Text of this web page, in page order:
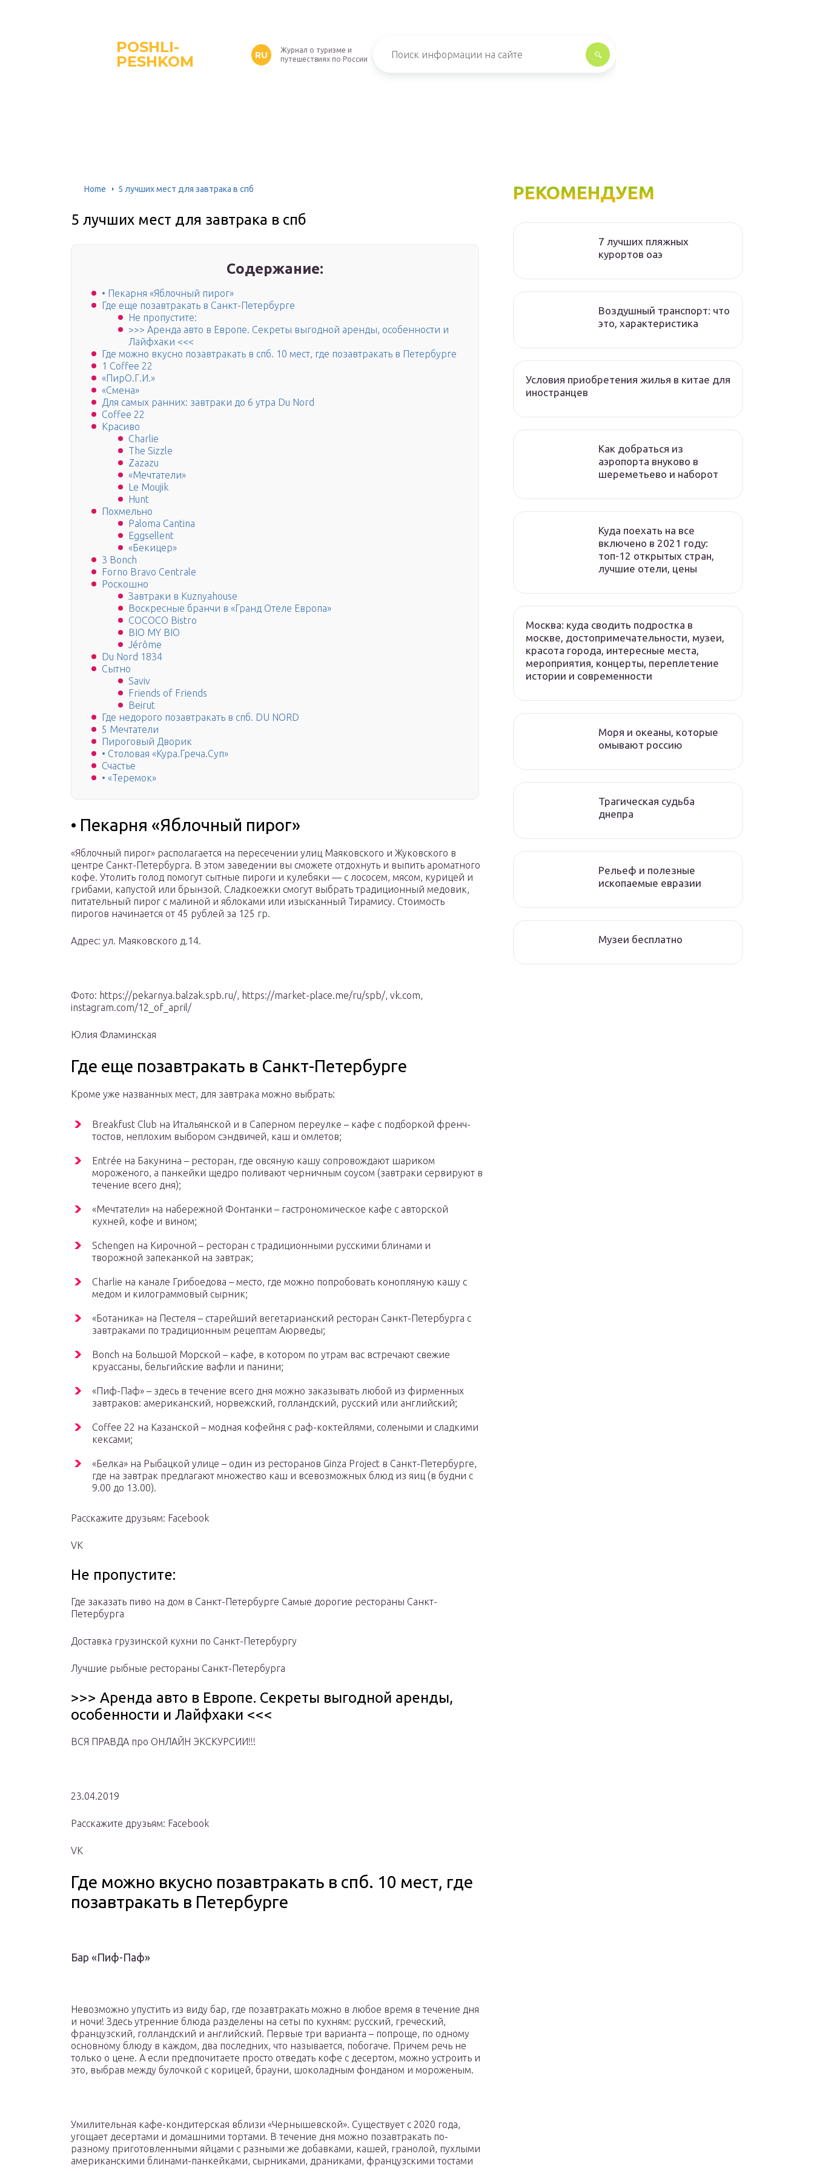
POSHLI-
PESHKOM
RU
Журнал о туризме и
путешествиях по России
Home 5 лучших мест для завтрака в спб
5 лучших мест для завтрака в спб
Содержание:
• Пекарня «Яблочный пирог»
Где еще позавтракать в Санкт-Петербурге
Не пропустите:
>>> Аренда авто в Европе. Секреты выгодной аренды, особенности и
Лайфхаки <<<
Где можно вкусно позавтракать в спб. 10 мест, где позавтракать в Петербурге
1 Coffee 22
«ПирО.Г.И.»
«Смена»
Для самых ранних: завтраки до 6 утра Du Nord
Coffee 22
Красиво
Charlie
The Sizzle
Zazazu
«Мечтатели»
Le Moujik
Hunt
Похмельно
Paloma Cantina
Eggsellent
«Бекицер»
3 Bonch
Forno Bravo Centrale
Роскошно
Завтраки в Kuznyahouse
Воскресные бранчи в «Гранд Отеле Европа»
COCOCO Bistro
BIO MY BIO
Jérôme
Du Nord 1834
Сытно
Saviv
Friends of Friends
Beirut
Где недорого позавтракать в спб. DU NORD
5 Мечтатели
Пироговый Дворик
• Столовая «Кура.Греча.Суп»
Счастье
• «Теремок»
• Пекарня «Яблочный пирог»
«Яблочный пирог» располагается на пересечении улиц Маяковского и Жуковского в
центре Санкт-Петербурга. В этом заведении вы сможете отдохнуть и выпить ароматного
кофе. Утолить голод помогут сытные пироги и кулебяки — с лососем, мясом, курицей и
грибами, капустой или брынзой. Сладкоежки смогут выбрать традиционный медовик,
питательный пирог с малиной и яблоками или изысканный Тирамису. Стоимость
пирогов начинается от 45 рублей за 125 гр.
Адрес: ул. Маяковского д.14.
Фото: https://pekarnya.balzak.spb.ru/, https://market-place.me/ru/spb/, vk.com,
instagram.com/12_of_april/
Юлия Фламинская
Где еще позавтракать в Санкт-Петербурге
Кроме уже названных мест, для завтрака можно выбрать:
Breakfust Club на Итальянской и в Саперном переулке – кафе с подборкой френч-
тостов, неплохим выбором сэндвичей, каш и омлетов;
Entrée на Бакунина – ресторан, где овсяную кашу сопровождают шариком
мороженого, а панкейки щедро поливают черничным соусом (завтраки сервируют в
течение всего дня);
«Мечтатели» на набережной Фонтанки – гастрономическое кафе с авторской
кухней, кофе и вином;
Schengen на Кирочной – ресторан с традиционными русскими блинами и
творожной запеканкой на завтрак;
Charlie на канале Грибоедова – место, где можно попробовать конопляную кашу с
медом и килограммовый сырник;
«Ботаника» на Пестеля – старейший вегетарианский ресторан Санкт-Петербурга с
завтраками по традиционным рецептам Аюрведы;
Bonch на Большой Морской – кафе, в котором по утрам вас встречают свежие
круассаны, бельгийские вафли и панини;
«Пиф-Паф» – здесь в течение всего дня можно заказывать любой из фирменных
завтраков: американский, норвежский, голландский, русский или английский;
Coffee 22 на Казанской – модная кофейня с раф-коктейлями, солеными и сладкими
кексами;
«Белка» на Рыбацкой улице – один из ресторанов Ginza Project в Санкт-Петербурге,
где на завтрак предлагают множество каш и всевозможных блюд из яиц (в будни с
9.00 до 13.00).
Расскажите друзьям: Facebook
VK
Не пропустите:
Где заказать пиво на дом в Санкт-Петербурге Самые дорогие рестораны Санкт-
Петербурга
Доставка грузинской кухни по Санкт-Петербургу
Лучшие рыбные рестораны Санкт-Петербурга
>>> Аренда авто в Европе. Секреты выгодной аренды,
особенности и Лайфхаки <<<
ВСЯ ПРАВДА про ОНЛАЙН ЭКСКУРСИИ!!!
23.04.2019
Расскажите друзьям: Facebook
VK
Где можно вкусно позавтракать в спб. 10 мест, где
позавтракать в Петербурге
Бар «Пиф-Паф»
Невозможно упустить из виду бар, где позавтракать можно в любое время в течение дня
и ночи! Здесь утренние блюда разделены на сеты по кухням: русский, греческий,
французский, голландский и английский. Первые три варианта – попроще, по одному
основному блюду в каждом, два последних, что называется, побогаче. Причем речь не
только о цене. А если предпочитаете просто отведать кофе с десертом, можно устроить и
это, выбрав между булочкой с корицей, брауни, шоколадным фонданом и мороженым.
Умилительная кафе-кондитерская вблизи «Чернышевской». Существует с 2020 года,
угощает десертами и домашними тортами. В течение дня можно позавтракать по-
разному приготовленными яйцами с разными же добавками, кашей, гранолой, пухлыми
американскими блинами-панкейками, сырниками, драниками, французскими тостами
РЕКОМЕНДУЕМ
7 лучших пляжных
курортов оаэ
Воздушный транспорт: что
это, характеристика
Условия приобретения жилья в китае для
иностранцев
Как добраться из
аэропорта внуково в
шереметьево и наборот
Куда поехать на все
включено в 2021 году:
топ-12 открытых стран,
лучшие отели, цены
Москва: куда сводить подростка в
москве, достопримечательности, музеи,
красота города, интересные места,
мероприятия, концерты, переплетение
истории и современности
Моря и океаны, которые
омывают россию
Трагическая судьба
днепра
Рельеф и полезные
ископаемые евразии
Музеи бесплатно